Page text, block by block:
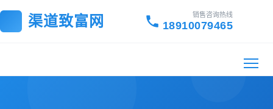
渠道致富网 销售咨询热线
18910079465